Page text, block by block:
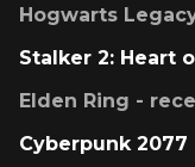
Hogwarts
Stalker 2: Heart
Elden Ring -
Cyberpunk 2077